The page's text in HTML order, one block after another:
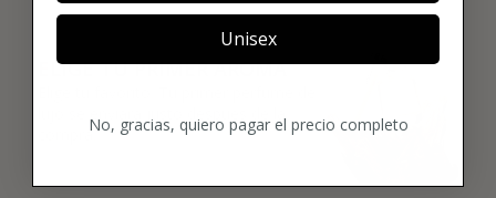
02
ELIGE TU PRIMER AROMA
compra.
Unisex
No, gracias, quiero pagar el precio completo